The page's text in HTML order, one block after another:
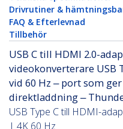
Drivrutiner &
FAQ & Efterlevnad
Tillbehör
USB C till HDMI 2.0-
videokonverterare USB
vid 60 Hz ‒ port som
direktladdning ‒
USB Type C till HDMI-
| 4K 60 Hz